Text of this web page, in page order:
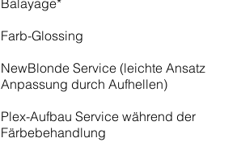
Balayage*
Farb-Glossing
NewBlonde Service (leichte Ansatz
Anpassung durch Aufhellen)
Plex-Aufbau Service während der
Färbebehandlung